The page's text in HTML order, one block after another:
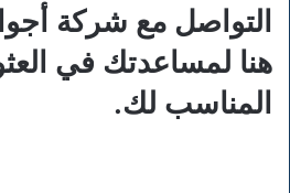
التواصل مع شركة
هنا لمساعدتك في
المناسب لك.